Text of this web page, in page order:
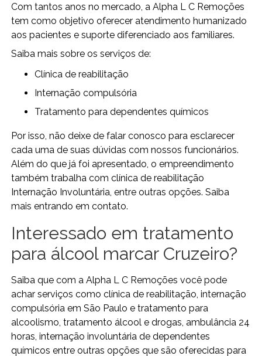
Com tantos anos no mercado, a Alpha L C Remoções
tem como objetivo oferecer atendimento humanizado
aos pacientes e suporte diferenciado aos familiares.
Saiba mais sobre os serviços de:
clínica de reabilitação
internação compulsória
tratamento para dependentes químicos
Por isso, não deixe de falar conosco para esclarecer
cada uma de suas dúvidas com nossos funcionários.
Além do que já foi apresentado, o empreendimento
também trabalha com clínica de reabilitação
Internação Involuntária, entre outras opções. Saiba
mais entrando em contato.
Interessado em tratamento
para álcool marcar Cruzeiro?
Saiba que com a Alpha L C Remoções você pode
achar serviços como clínica de reabilitação, internação
compulsória em São Paulo e tratamento para
alcoolismo, tratamento álcool e drogas, ambulância 24
horas, internação involuntária de dependentes
químicos entre outras opções que são oferecidas para